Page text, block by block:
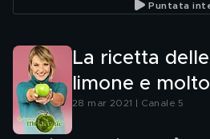
Puntata
La ricetta
limone e
28 mar 2021 | Canale 5